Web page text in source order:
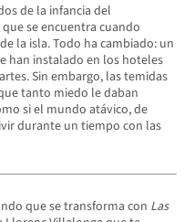
de la infancia del
se encuentra cuando
la isla. Todo ha cambiado: un
han instalado en los hoteles
Sin embargo, las temidas
tanto miedo le daban
si el mundo atávico, de
durante un tiempo con las
que se transforma con Las